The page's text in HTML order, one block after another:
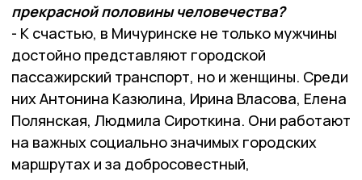
прекрасной половины человечества?
- К счастью, в Мичуринске не только мужчины
достойно представляют городской
пассажирский транспорт, но и женщины. Среди
них Антонина Казюлина, Ирина Власова, Елена
Полянская, Людмила Сироткина. Они работают
на важных социально значимых городских
маршрутах и за добросовестный,